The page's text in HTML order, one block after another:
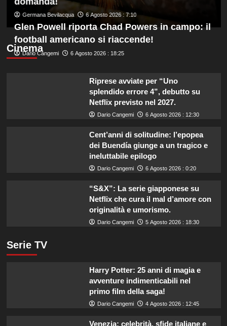
Germana Bevilacqua 6 Agosto 2026 : 7:10
Cinema
Glen Powell riporta Chad Powers in campo: il
football americano si riaccende!
Dario Cangemi 6 Agosto 2026 : 18:25
Riprese avviate per “Uno
splendido errore 4”, debutto su
Netflix previsto nel 2027.
Dario Cangemi 6 Agosto 2026 : 12:30
Cent’anni di solitudine: l’epopea
dei Buendía giunge a un tragico e
ineluttabile epilogo
Dario Cangemi 6 Agosto 2026 : 0:20
“S&X”: La serie giapponese su
Netflix che cura il mal d’amore con
originalità e umorismo.
Dario Cangemi 5 Agosto 2026 : 18:30
Serie TV
Harry Potter: 25 anni di magia e
avventure indimenticabili nel
primo film della saga!
Dario Cangemi 4 Agosto 2026 : 12:45
Venezia: celebrità, sfide italiane e